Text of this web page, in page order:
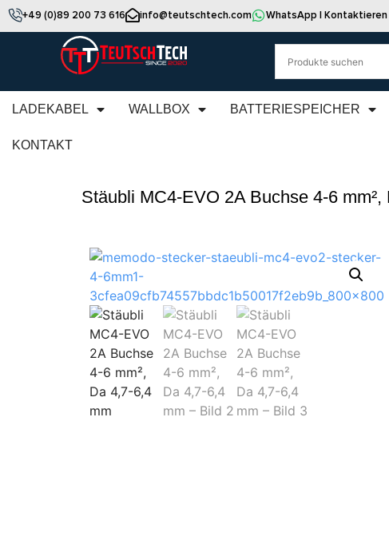
+49 (0)89 200 73 616 info@teutschtech.com WhatsApp |
LADEKABEL WALLBOX BATTERIESPEICHER
KONTAKT
Stäubli MC4-EVO 2A Buchse 4-6 mm²,